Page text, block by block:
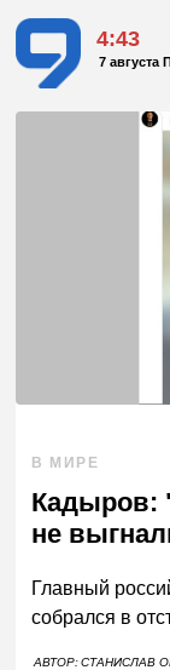
4:43
7 августа
В МИРЕ
Кадыров:
не
Главный
собрался в
АВТОР:СТАНИСЛАВ